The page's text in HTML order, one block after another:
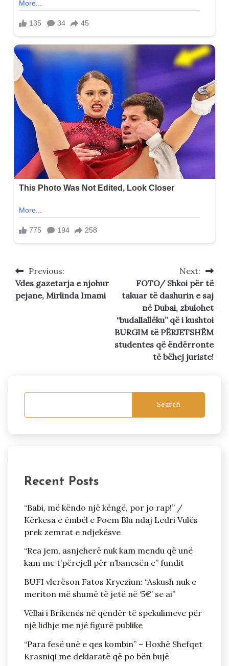
Post
navigation
Previous:
Vdes gazetarja e njohur
pejane, Mirlinda Imami
Next:
FOTO/ Shkoi për të
takuar të dashurin e saj
në Dubai, zbulohet
“budallallëku” që i kushtoi
BURGIM të PËRJETSHËM
studentes që ëndërronte
të bëhej juriste!
Search
Recent Posts
“Babi, më këndo një këngë, por jo rap!” /
Kërkesa e ëmbël e Poem Blu ndaj Ledri Vulës
prek zemrat e ndjekësve
“Rea jem, asnjeherë nuk kam mendu që unë
kam me t’përcjell për n’banesën e” fundit
BUFI vlerëson Fatos Kryeziun: “Askush nuk e
meriton më shumë të jetë në ‘5€’ se ai”
Vëllai i Brikenës në qendër të spekulimeve për
një lidhje me një figurë publike
“Para fesë unë e qes kombin” – Hoxhë Shefqet
Krasniqi me deklaratë që po bën bujë